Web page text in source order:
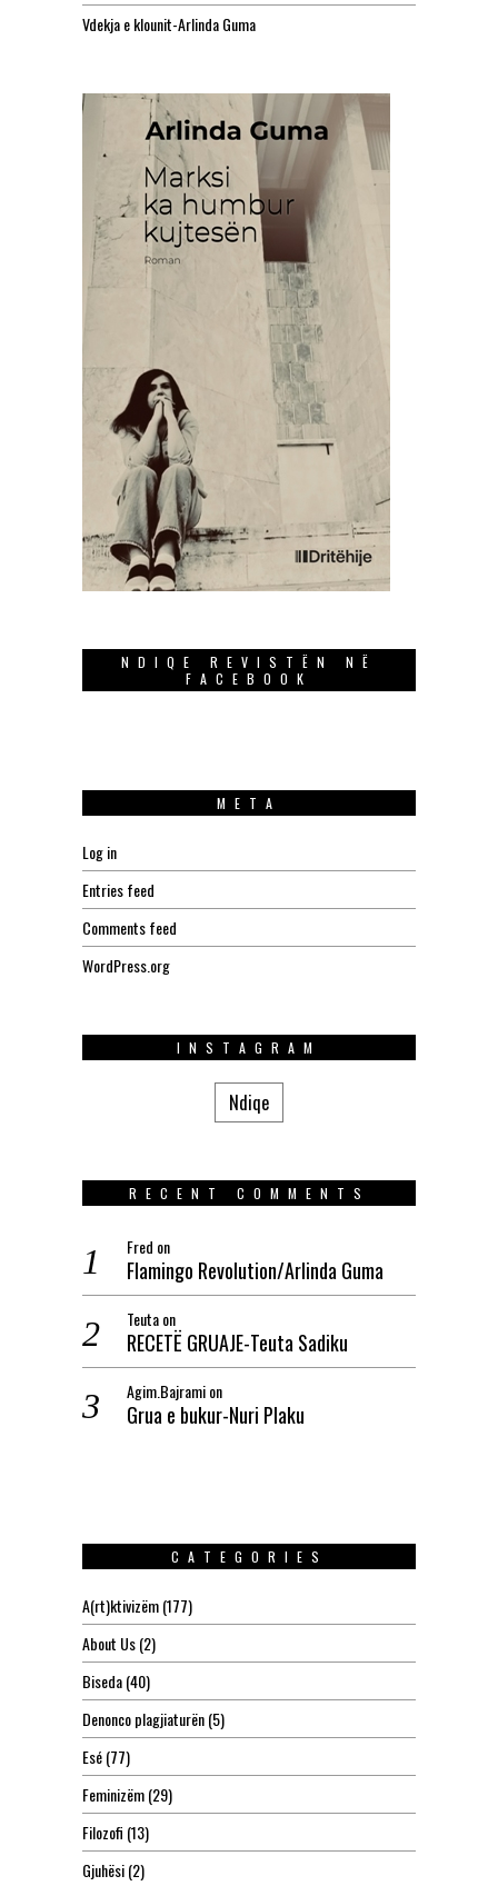
Vdekja e klounit-Arlinda Guma
NDIQE REVISTËN NË
FACEBOOK
META
Log in
Entries feed
Comments feed
WordPress.org
INSTAGRAM
Ndiqe
RECENT COMMENTS
Fred on
Flamingo Revolution/Arlinda Guma
Teutaon
RECETË GRUAJE-Teuta Sadiku
Agim.Bajramion
Grua e bukur-Nuri Plaku
CATEGORIES
A(rt)ktivizëm(177)
About Us(2)
Biseda(40)
Denonco plagjiaturën(5)
Esé(77)
Feminizëm(29)
Filozofi (13)
Gjuhësi(2)